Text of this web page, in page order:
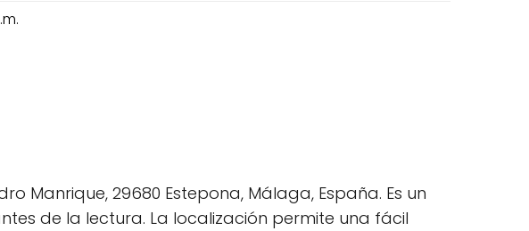
Manrique, 29680 Estepona, Málaga, España. Es un
de la lectura. La localización permite una fácil